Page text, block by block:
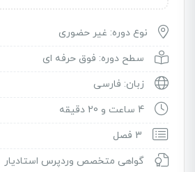
نوع دوره: غیر حضوری
سطح دوره: فوق حرفه ای
زبان: فارسی
4 ساعت و 20 دقیقه
3 فصل
گواهی متخصص وردپرس استادیار